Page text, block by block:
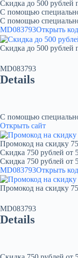
Скидка до 500 рублей
С помощью
С помощью
MD083793Открыть код
Скидка до 500 рублей
MD083793
Details
С помощью
Открыть сайт
Промокод на скидку
Скидка 750 рублей от
Скидка 750 рублей от
MD083793Открыть код
Промокод на скидку
MD083793
Details